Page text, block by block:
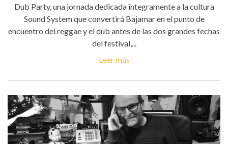
Dub Party, una jornada dedicada íntegramente a la cultura
Sound System que convertirá Bajamar en el punto de
encuentro del reggae y el dub antes de las dos grandes fechas
del festival,...
Leer más